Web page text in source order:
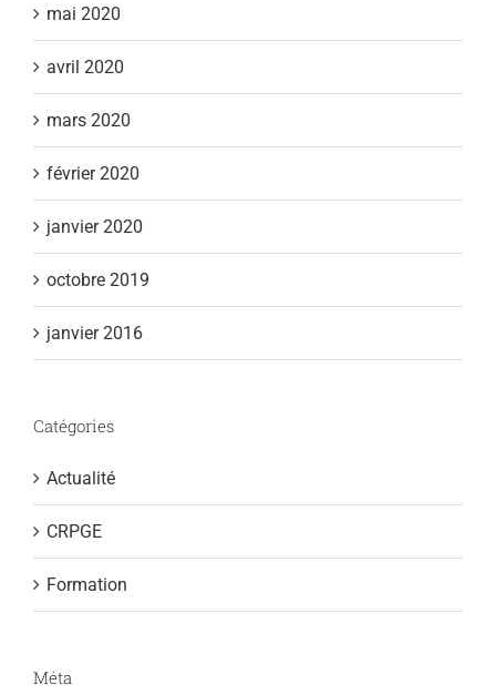
mai 2020
avril 2020
mars 2020
février 2020
janvier 2020
octobre 2019
janvier 2016
Catégories
Actualité
CRPGE
Formation
Méta